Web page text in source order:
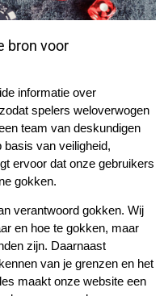
bron voor
informatie over
spelers weloverwogen
team van deskundigen
basis van veiligheid,
ervoor dat onze gebruikers
gokken.
verantwoord gokken. Wij
en hoe te gokken, maar
zijn. Daarnaast
van je grenzen en het
maakt onze website een